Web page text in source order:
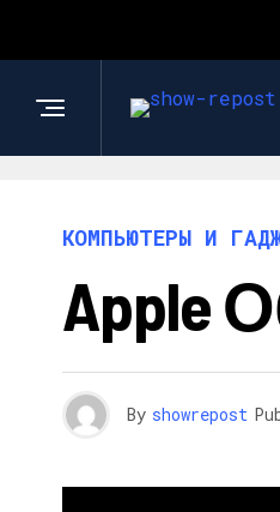
КОМПЬЮТЕРЫ И
Apple
By showrepost